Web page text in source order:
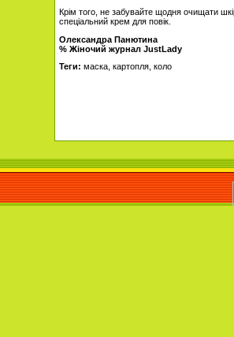
Крім того, не забувайте щодня очищати
спеціальний крем для повік.
Олександра Панютина
% Жіночий журнал JustLady
Теги: маска, картопля, коло